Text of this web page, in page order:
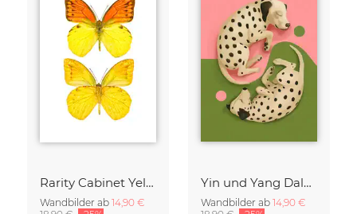
Rarity Cabinet Yellow Butterflies 2
Wandbilder ab 14,90 €
Yin und Yang Dalmatiner
Wandbilder ab 14,90 €